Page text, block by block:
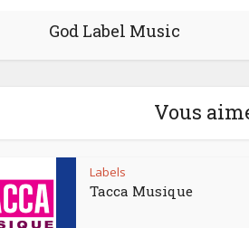
God Label Music
Vous
Labels
Tacca Musique